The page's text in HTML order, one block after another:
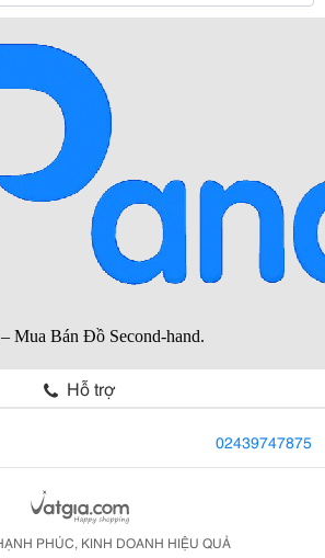
Hỗ trợ
02439747875
PHÚC, KINH DOANH HIỆU QUẢ